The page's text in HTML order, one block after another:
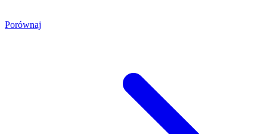
Porównaj